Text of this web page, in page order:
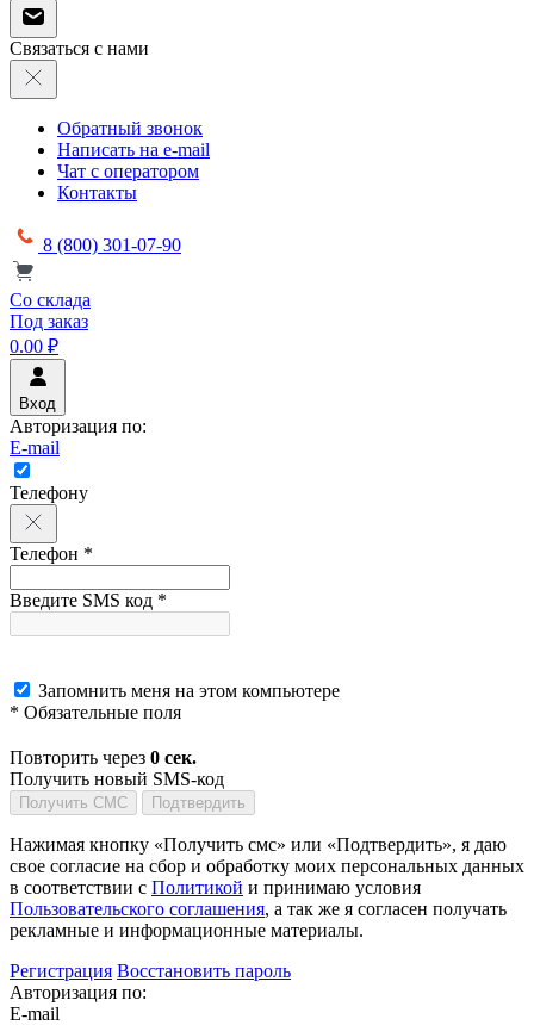
Связаться с нами
Обратный звонок
Написать на e-mail
Чат с оператором
Контакты
8 (800) 301-07-90
Со склада
Под заказ
0.00 ₽
Вход
Авторизация по:
E-mail
Телефону
Телефон *
Введите SMS код *
Запомнить меня на этом компьютере
* Обязательные поля
Повторить через 0 сек.
Получить новый SMS-код
Получить СМС Подтвердить
Нажимая кнопку «Получить смс» или «Подтвердить», я даю
свое согласие на сбор и обработку моих персональных данных
в соответствии с Политикой и принимаю условия
Пользовательского соглашения, а так же я согласен получать
рекламные и информационные материалы.
Регистрация Восстановить пароль
Авторизация по:
E-mail